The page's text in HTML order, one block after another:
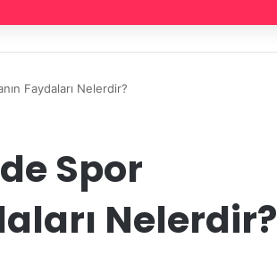
Faydaları Nelerdir?
Spor
Nelerdir?